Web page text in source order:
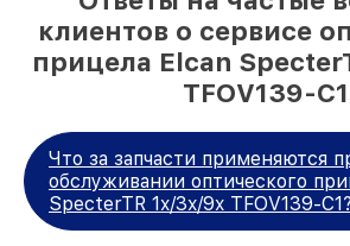
клиентов о сервисе
прицела Elcan
TFOV139-C1
Что за запчасти применяются
обслуживании оптического
SpecterTR 1x/3x/9x TFOV139-C1?